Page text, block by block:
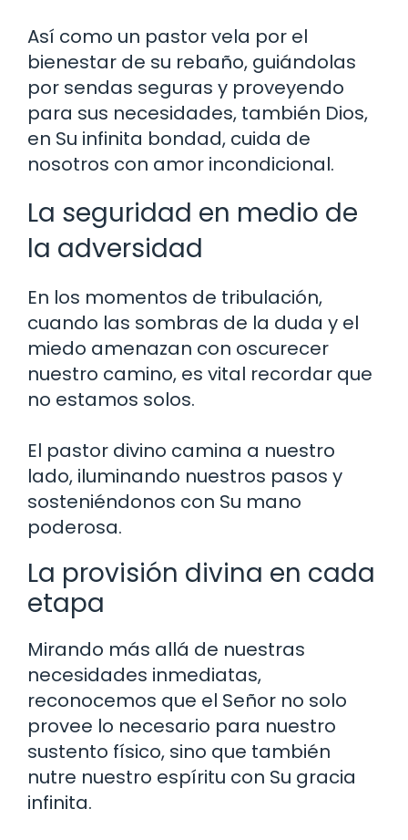
Así como un pastor vela por el
bienestar de su rebaño, guiándolas
por sendas seguras y proveyendo
para sus necesidades, también Dios,
en Su infinita bondad, cuida de
nosotros con amor incondicional.
La seguridad en medio de
la adversidad
En los momentos de tribulación,
cuando las sombras de la duda y el
miedo amenazan con oscurecer
nuestro camino, es vital recordar que
no estamos solos.
El pastor divino camina a nuestro
lado, iluminando nuestros pasos y
sosteniéndonos con Su mano
poderosa.
La provisión divina en cada
etapa
Mirando más allá de nuestras
necesidades inmediatas,
reconocemos que el Señor no solo
provee lo necesario para nuestro
sustento físico, sino que también
nutre nuestro espíritu con Su gracia
infinita.